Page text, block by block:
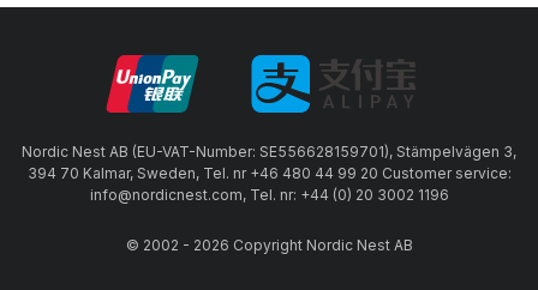
Nordic Nest AB (EU-VAT-Number: SE556628159701), Stämpelvägen 3,
394 70 Kalmar, Sweden, Tel. nr +46 480 44 99 20 Customer service:
info@nordicnest.com, Tel. nr: +44 (0) 20 3002 1196
© 2002 - 2026 Copyright Nordic Nest AB